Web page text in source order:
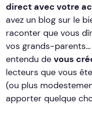
direct avec votre
avez un blog sur le
raconter que vous
vos grands-
entendu de vous
lecteurs que vous
(ou plus
apporter quelque